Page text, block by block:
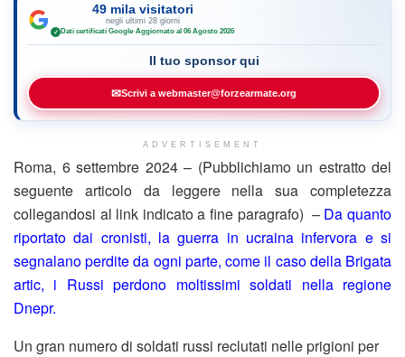
49 mila visitatori
negli ultimi 28 giorni
✓ Dati certificati Google·Aggiornato al 06 Agosto 2026
Il tuo sponsor qui
✉Scrivi a webmaster@forzearmate.org
ADVERTISEMENT
Roma, 6 settembre 2024 – (Pubblichiamo un estratto del
seguente articolo da leggere nella sua completezza
collegandosi al link indicato a fine paragrafo) – Da quanto
riportato dai cronisti, la guerra in ucraina infervora e si
segnalano perdite da ogni parte, come il caso della Brigata
artic, i Russi perdono moltissimi soldati nella regione
Dnepr.
Un gran numero di soldati russi reclutati nelle prigioni per